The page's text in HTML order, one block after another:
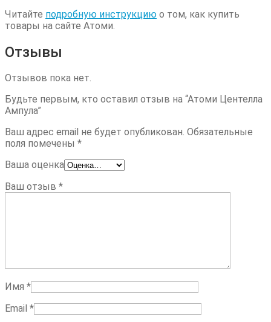
Читайте подробную инструкцию о том, как купить
товары на сайте Атоми.
Отзывы
Отзывов пока нет.
Будьте первым, кто оставил отзыв на “Атоми Центелла
Ампула”
Ваш адрес email не будет опубликован. Обязательные
поля помечены *
Ваша оценка
Ваш отзыв *
Имя *
Email *